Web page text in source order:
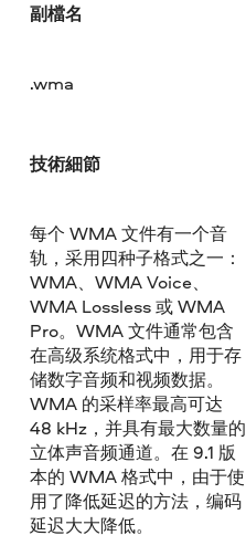
副檔名
.wma
技術細節
每个 WMA 文件有一个音
轨，采用四种子格式之一：
WMA、WMA Voice、
WMA Lossless 或 WMA
Pro。WMA 文件通常包含
在高级系统格式中，用于存
储数字音频和视频数据。
WMA 的采样率最高可达
48 kHz，并具有最大数量的
立体声音频通道。在 9.1 版
本的 WMA 格式中，由于使
用了降低延迟的方法，编码
延迟大大降低。